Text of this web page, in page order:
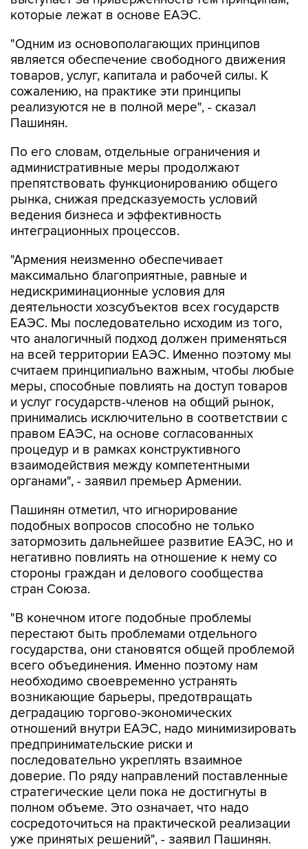
которые лежат в основе ЕАЭС.
"Одним из основополагающих принципов
является обеспечение свободного движения
товаров, услуг, капитала и рабочей силы. К
сожалению, на практике эти принципы
реализуются не в полной мере", - сказал
Пашинян.
По его словам, отдельные ограничения и
административные меры продолжают
препятствовать функционированию общего
рынка, снижая предсказуемость условий
ведения бизнеса и эффективность
интеграционных процессов.
"Армения неизменно обеспечивает
максимально благоприятные, равные и
недискриминационные условия для
деятельности хозсубъектов всех государств
ЕАЭС. Мы последовательно исходим из того,
что аналогичный подход должен применяться
на всей территории ЕАЭС. Именно поэтому мы
считаем принципиально важным, чтобы любые
меры, способные повлиять на доступ товаров
и услуг государств-членов на общий рынок,
принимались исключительно в соответствии с
правом ЕАЭС, на основе согласованных
процедур и в рамках конструктивного
взаимодействия между компетентными
органами", - заявил премьер Армении.
Пашинян отметил, что игнорирование
подобных вопросов способно не только
затормозить дальнейшее развитие ЕАЭС, но и
негативно повлиять на отношение к нему со
стороны граждан и делового сообщества
стран Союза.
"В конечном итоге подобные проблемы
перестают быть проблемами отдельного
государства, они становятся общей проблемой
всего объединения. Именно поэтому нам
необходимо своевременно устранять
возникающие барьеры, предотвращать
деградацию торгово-экономических
отношений внутри ЕАЭС, надо минимизировать
предпринимательские риски и
последовательно укреплять взаимное
доверие. По ряду направлений поставленные
стратегические цели пока не достигнуты в
полном объеме. Это означает, что надо
сосредоточиться на практической реализации
уже принятых решений", - заявил Пашинян.